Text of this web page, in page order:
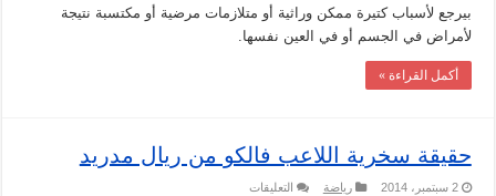
بيرجع لأسباب كتيرة ممكن وراثية أو متلازمات مرضية أو مكتسبة نتيجة
لأمراض في الجسم أو في العين نفسها.
أكمل القراءة »
حقيقة سخرية اللاعب فالكو من ريال مدريد
2 سبتمبر، 2014 رياضة التعليقات